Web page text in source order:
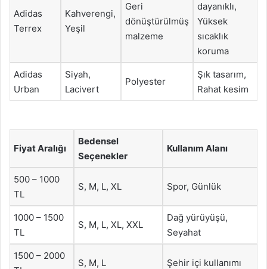
Adidas
Terrex
Kahverengi,
Yeşil
Geri
dönüştürülmüş
malzeme
dayanıklı,
Yüksek
sıcaklık
koruma
Adidas
Urban
Siyah,
Lacivert
Polyester
Şık tasarım,
Rahat kesim
Fiyat Aralığı
Bedensel
Seçenekler
Kullanım Alanı
500 – 1000
TL
S, M, L, XL Spor, Günlük
1000 – 1500
TL
S, M, L, XL, XXL
Dağ yürüyüşü,
Seyahat
1500 – 2000
S, M, L Şehir içi kullanımı